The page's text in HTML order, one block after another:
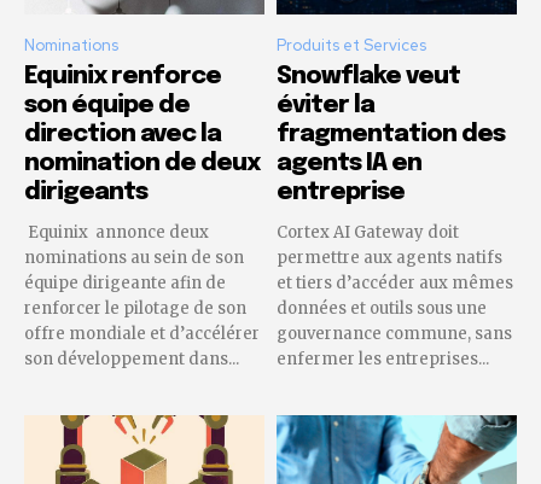
Nominations
Equinix renforce
son équipe de
direction avec la
nomination de deux
dirigeants
Equinix annonce deux
nominations au sein de son
équipe dirigeante afin de
renforcer le pilotage de son
offre mondiale et d’accélérer
son développement dans...
Produits et Services
Snowflake veut
éviter la
fragmentation des
agents IA en
entreprise
Cortex AI Gateway doit
permettre aux agents natifs
et tiers d’accéder aux mêmes
données et outils sous une
gouvernance commune, sans
enfermer les entreprises...